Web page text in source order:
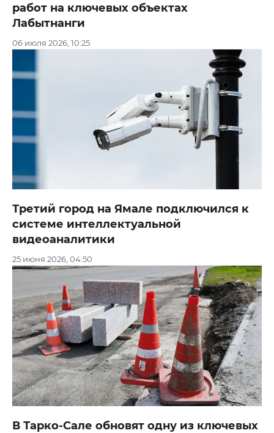
работ на ключевых объектах
Лабытнанги
06 июля 2026, 10:25
Третий город на Ямале подключился к
системе интеллектуальной
видеоаналитики
25 июня 2026, 04:50
В Тарко-Сале обновят одну из ключевых